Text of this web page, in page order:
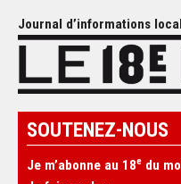
Journal d’informations
SOUTENEZ-NOUS
Je m’abonne au 18e du